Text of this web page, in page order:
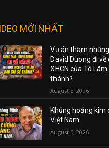
MỚI NHẤT
Vụ án tham
David Duong đi
XHCN của Tô
thành?
August 5, 2026
Khủng hoảng kim
Việt Nam
August 5, 2026